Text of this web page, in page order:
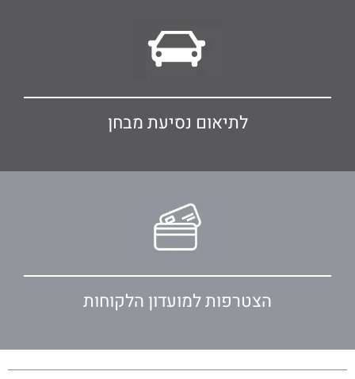
לתיאום נסיעת מבחן
הצטרפות למועדון הלקוחות